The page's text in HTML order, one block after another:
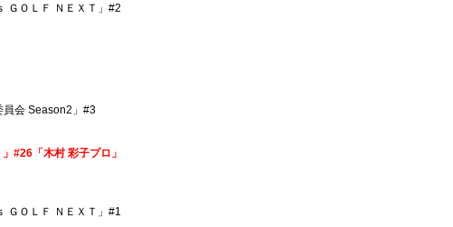
ＧＯＬＦ ＮＥＸＴ」#2
員会 Season2」#3
#26「木村 彩子プロ」
ＧＯＬＦ ＮＥＸＴ」#1